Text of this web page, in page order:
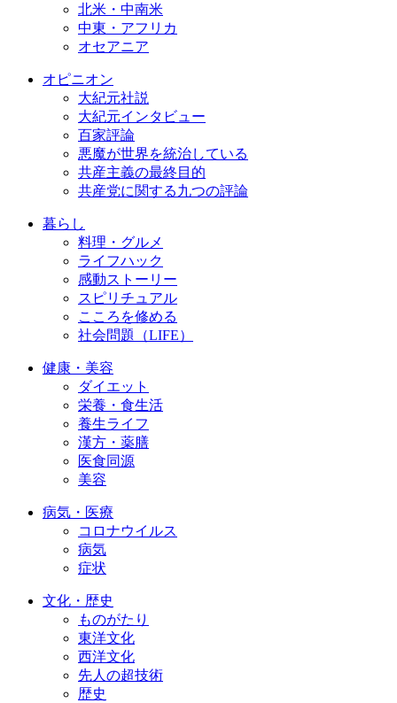
北米・中南米
中東・アフリカ
オセアニア
オピニオン
大紀元社説
大紀元インタビュー
百家評論
悪魔が世界を統治している
共産主義の最終目的
共産党に関する九つの評論
暮らし
料理・グルメ
ライフハック
感動ストーリー
スピリチュアル
こころを修める
社会問題（LIFE）
健康・美容
ダイエット
栄養・食生活
養生ライフ
漢方・薬膳
医食同源
美容
病気・医療
コロナウイルス
病気
症状
文化・歴史
ものがたり
東洋文化
西洋文化
先人の超技術
歴史